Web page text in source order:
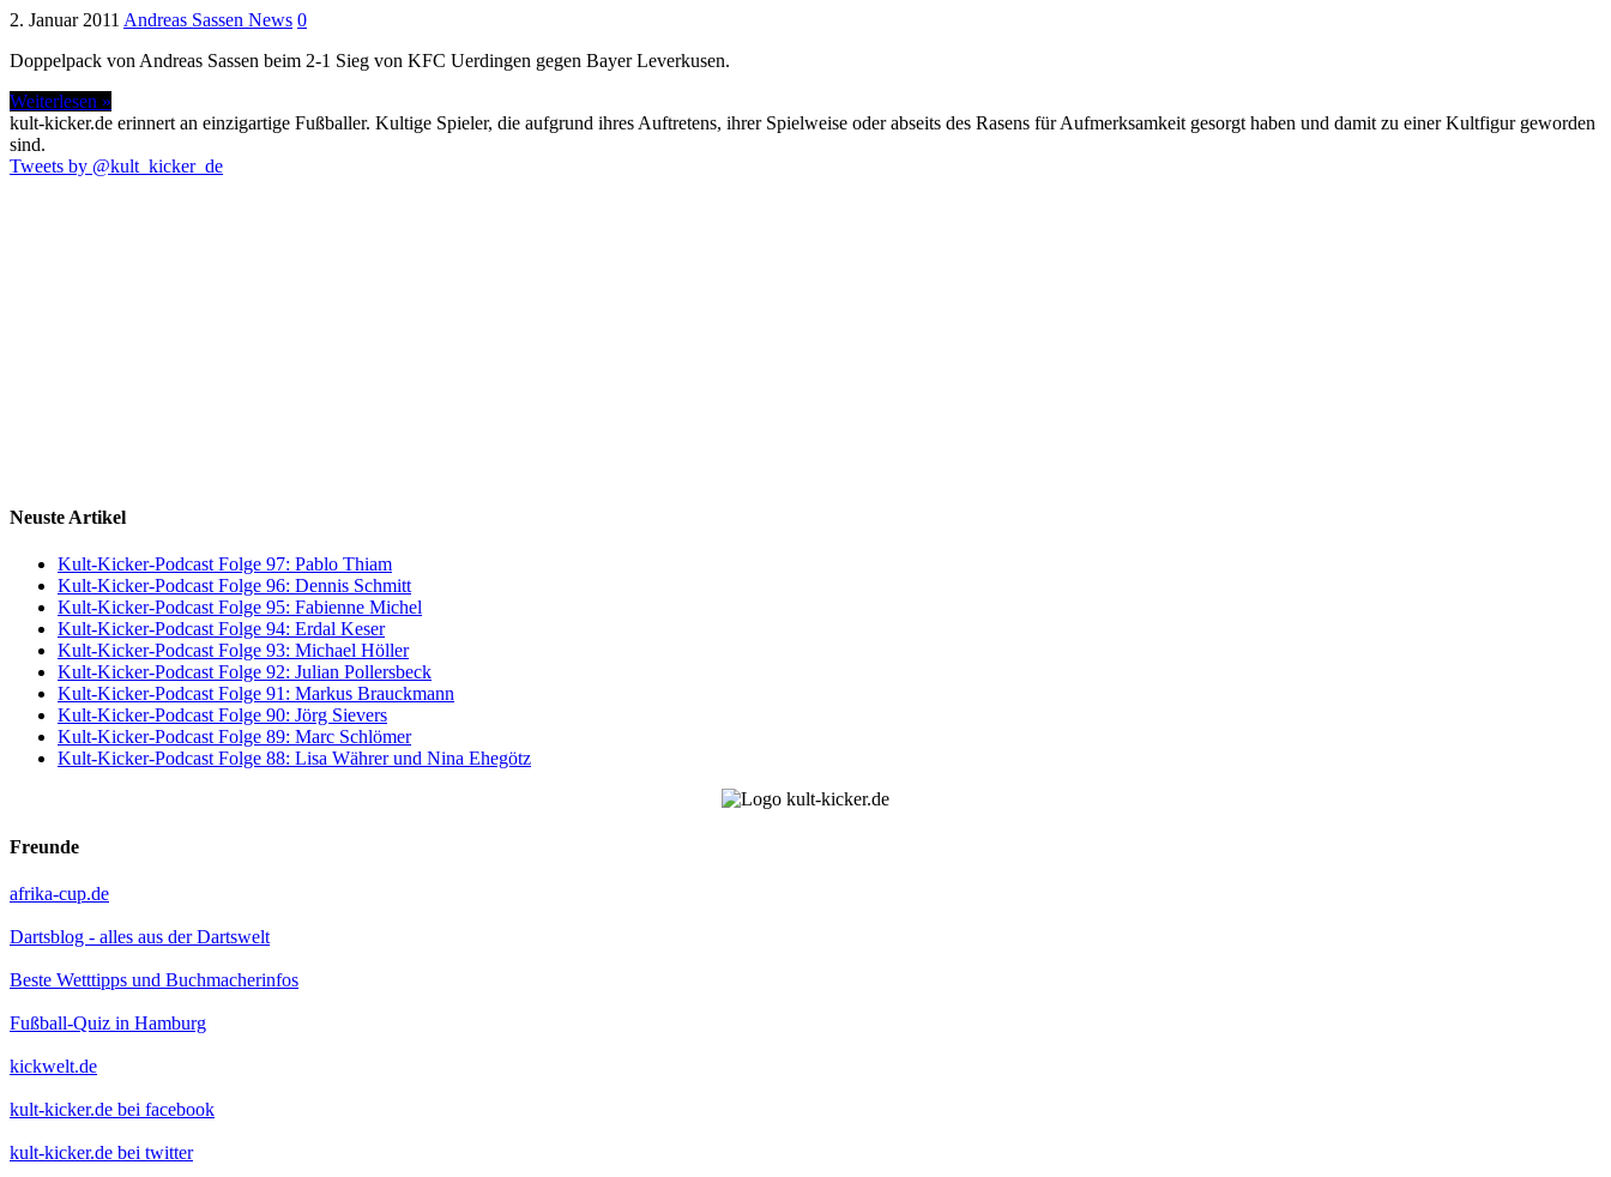
2. Januar 2011 Andreas Sassen News 0
Doppelpack von Andreas Sassen beim 2-1 Sieg von KFC Uerdingen gegen Bayer Leverkusen.
Weiterlesen »
kult-kicker.de erinnert an einzigartige Fußballer. Kultige Spieler, die aufgrund ihres Auftretens, ihrer Spielweise oder abseits des Rasens für Aufmerksamkeit gesorgt haben und damit zu einer Kultfigur geworden
sind.
Tweets by @kult_kicker_de
Neuste Artikel
Kult-Kicker-Podcast Folge 97: Pablo Thiam
Kult-Kicker-Podcast Folge 96: Dennis Schmitt
Kult-Kicker-Podcast Folge 95: Fabienne Michel
Kult-Kicker-Podcast Folge 94: Erdal Keser
Kult-Kicker-Podcast Folge 93: Michael Höller
Kult-Kicker-Podcast Folge 92: Julian Pollersbeck
Kult-Kicker-Podcast Folge 91: Markus Brauckmann
Kult-Kicker-Podcast Folge 90: Jörg Sievers
Kult-Kicker-Podcast Folge 89: Marc Schlömer
Kult-Kicker-Podcast Folge 88: Lisa Währer und Nina Ehegötz
Freunde
afrika-cup.de
Dartsblog - alles aus der Dartswelt
Beste Wetttipps und Buchmacherinfos
Fußball-Quiz in Hamburg
kickwelt.de
kult-kicker.de bei facebook
kult-kicker.de bei twitter